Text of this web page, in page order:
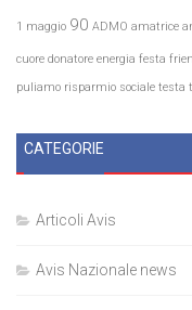
1 maggio 90 ADMO amatrice
cuore donatore energia festa
puliamo risparmio sociale testa
CATEGORIE
Articoli Avis
Avis Nazionale news